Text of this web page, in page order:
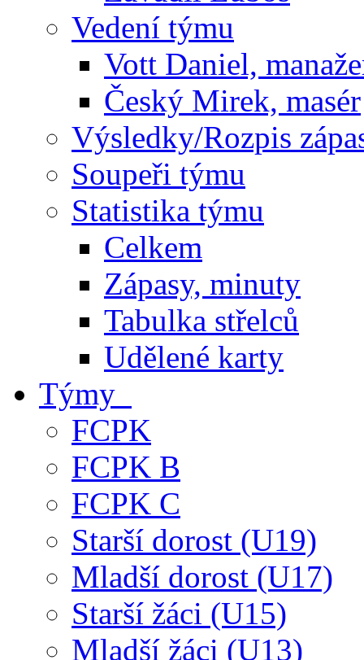
Vedení týmu
Vott Daniel,
Český Mirek, masér
Výsledky/Rozpis
Soupeři týmu
Statistika týmu
Celkem
Zápasy, minuty
Tabulka střelců
Udělené karty
Týmy
FCPK
FCPK B
FCPK C
Starší dorost (U19)
Mladší dorost (U17)
Starší žáci (U15)
Mladší žáci (U13)